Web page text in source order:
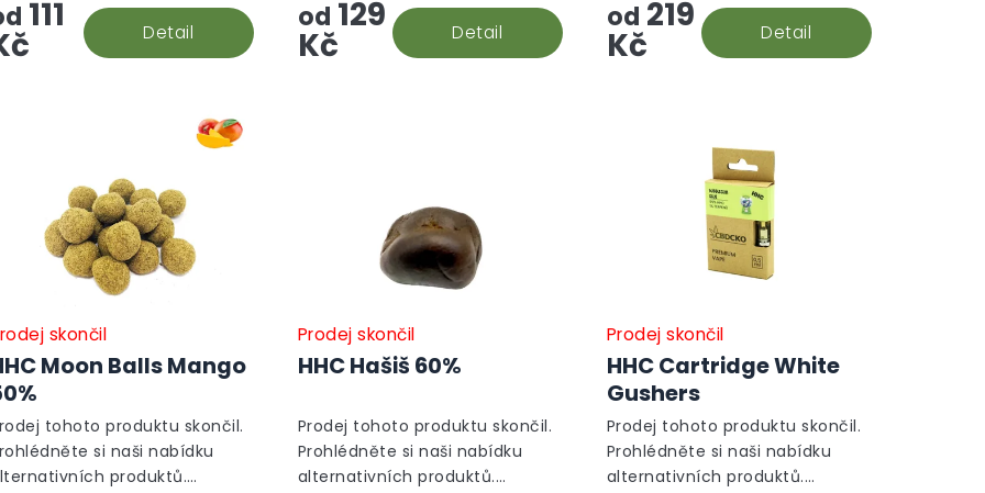
111 Detail od 129
Kč Detail od 219
Kč Detail
Moon Balls Mango
skončil
tohoto produktu skončil.
si naši nabídku
produktů.
HHC Hašiš 60%
Prodej skončil
Prodej tohoto produktu skončil.
Prohlédněte si naši nabídku
alternativních produktů.
HHC Cartridge White
Gushers
Prodej skončil
Prodej tohoto produktu skončil.
Prohlédněte si naši nabídku
alternativních produktů.